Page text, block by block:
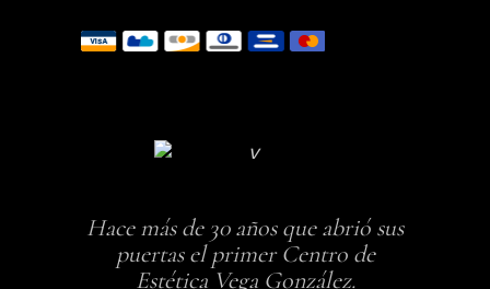
Hace más de 30 años que abrió sus
puertas el primer Centro de
Estética Vega González.